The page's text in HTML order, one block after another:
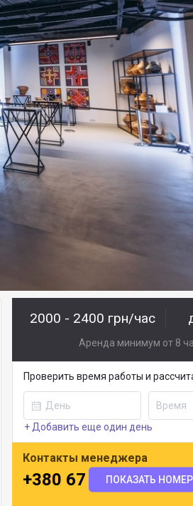
2000 - 2400 грн/час
Аренда минимум от 8
Проверить время работы и
+ Добавить еще один день
Контакты менеджера
+380 67 501 7337
ПОКАЗАТЬ НОМЕР